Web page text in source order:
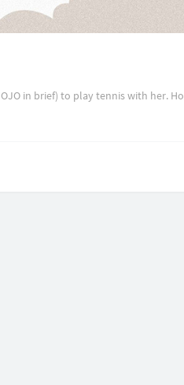
in brief) to play tennis with her. Ho